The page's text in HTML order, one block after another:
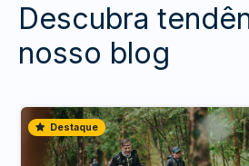
Descubra
nosso blog
Destaque